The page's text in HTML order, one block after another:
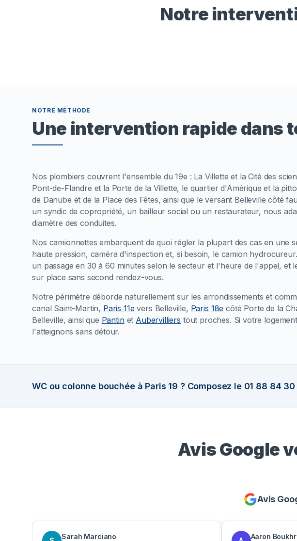
Notre
NOTRE MÉTHODE
Une intervention rapide dans
Nos plombiers couvrent l'ensemble du 19e : La Villette et la Cité des
Pont-de-Flandre et la Porte de la Villette, le quartier d'Amérique et la
de Danube et de la Place des Fêtes, ainsi que le versant Belleville côté
un syndic de copropriété, un bailleur social ou un restaurateur, nous
diamètre des conduites.
Nos camionnettes embarquent de quoi régler la plupart des cas en une
haute pression, caméra d'inspection et, si besoin, le camion
un passage en 30 à 60 minutes selon le secteur et l'heure de l'appel, et
sur place sans second rendez-vous.
Notre périmètre déborde naturellement sur les arrondissements et
canal Saint-Martin, Paris 11evers Belleville, Paris 18e côté Porte de la
Belleville, ainsi que Pantinet Aubervilliers tout proches. Si votre
l'atteignons sans détour.
WC ou colonne bouchée à Paris 19 ? Composez le 01 88 84
Avis Google
Avis
Sarah Marciano Aaron